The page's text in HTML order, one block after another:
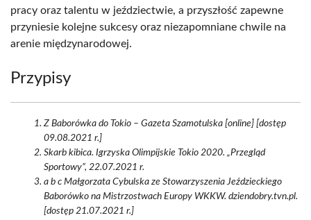
pracy oraz talentu w jeździectwie, a przyszłość zapewne
przyniesie kolejne sukcesy oraz niezapomniane chwile na
arenie międzynarodowej.
Przypisy
Z Baborówka do Tokio – Gazeta Szamotulska [online] [dostęp
09.08.2021 r.]
Skarb kibica. Igrzyska Olimpijskie Tokio 2020. „Przegląd
Sportowy”, 22.07.2021 r.
a b c Małgorzata Cybulska ze Stowarzyszenia Jeździeckiego
Baborówko na Mistrzostwach Europy WKKW. dziendobry.tvn.pl.
[dostęp 21.07.2021 r.]